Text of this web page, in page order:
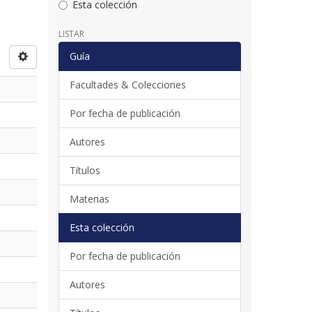
Esta colección
LISTAR
Guía
Facultades & Colecciones
Por fecha de publicación
Autores
Títulos
Materias
Esta colección
Por fecha de publicación
Autores